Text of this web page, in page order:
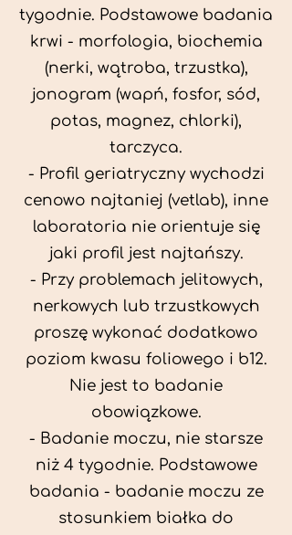
tygodnie. Podstawowe badania
krwi - morfologia, biochemia
(nerki, wątroba, trzustka),
jonogram (wapń, fosfor, sód,
potas, magnez, chlorki),
tarczyca.
- Profil geriatryczny wychodzi
cenowo najtaniej (vetlab), inne
laboratoria nie orientuje się
jaki profil jest najtańszy.
- Przy problemach jelitowych,
nerkowych lub trzustkowych
proszę wykonać dodatkowo
poziom kwasu foliowego i b12.
Nie jest to badanie
obowiązkowe.
- Badanie moczu, nie starsze
niż 4 tygodnie. Podstawowe
badania - badanie moczu ze
stosunkiem białka do